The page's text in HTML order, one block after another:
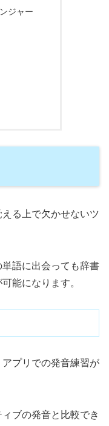
ジャー
る上で欠かせないツ
語に出会っても辞書
能になります。
プリでの発音練習が
ブの発音と比較でき